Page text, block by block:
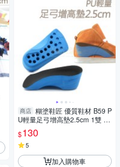
商店 糊塗鞋匠 優質鞋材 B59 P
U輕量足弓增高墊2.5cm 1雙 P
U增高墊 增高半墊
$130
5
加入購物車